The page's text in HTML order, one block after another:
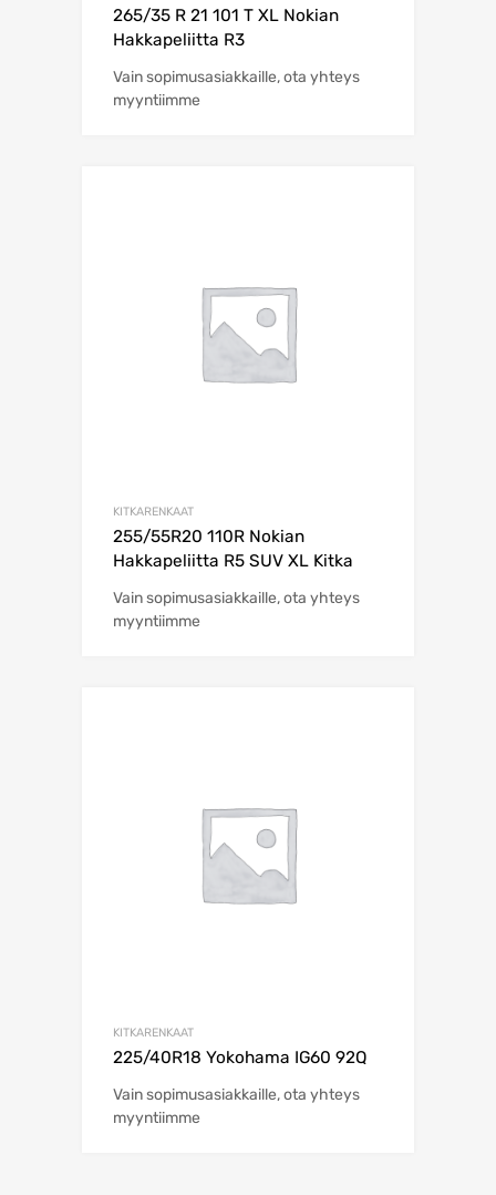
265/35 R 21 101 T XL Nokian
Hakkapeliitta R3
Vain sopimusasiakkaille, ota yhteys
myyntiimme
KITKARENKAAT
255/55R20 110R Nokian
Hakkapeliitta R5 SUV XL Kitka
Vain sopimusasiakkaille, ota yhteys
myyntiimme
KITKARENKAAT
225/40R18 Yokohama IG60 92Q
Vain sopimusasiakkaille, ota yhteys
myyntiimme